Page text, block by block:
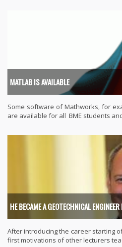
MATLAB IS AVAILABLE
Some software of Mathworks, for
are available for all BME students
HE BECAME A GEOTECHNICAL
After introducing the career starting
first motivations of other lecturers